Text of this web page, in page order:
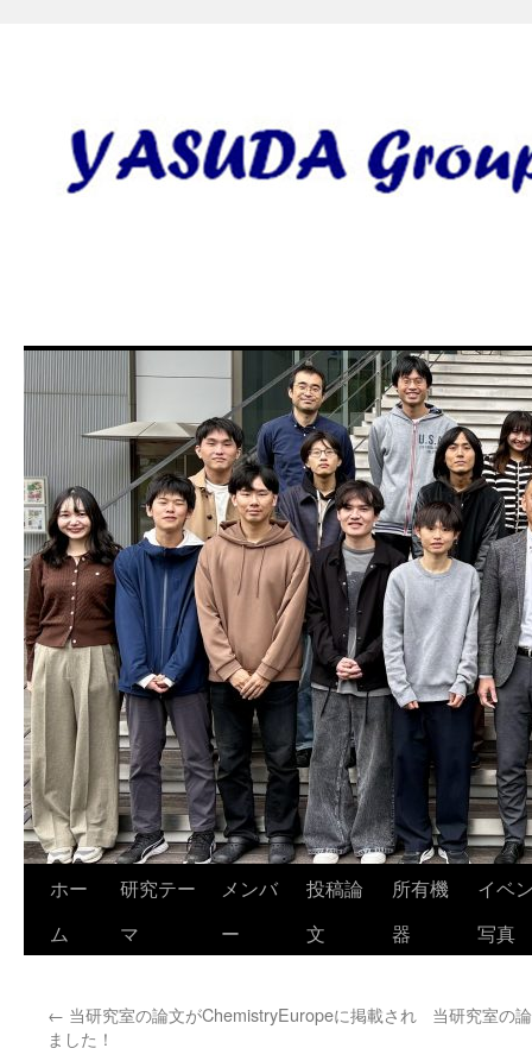
田 誠
ホー
ム
研究テー
マ
メンバ
ー
投稿論
文
所有機
器
イベ
写真
← 当研究室の論文がChemistryEuropeに掲載され
ました！
当研究室の